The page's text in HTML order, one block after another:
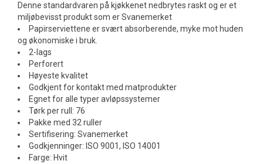
Denne standardvaren på kjøkkenet nedbrytes raskt og er et
miljøbevisst produkt som er Svanemerket
Papirserviettene er svært absorberende, myke mot huden
og økonomiske i bruk.
2-lags
Perforert
Høyeste kvalitet
Godkjent for kontakt med matprodukter
Egnet for alle typer avløpssystemer
Tørk per rull: 76
Pakke med 32 ruller
Sertifisering: Svanemerket
Godkjenninger: ISO 9001, ISO 14001
Farge: Hvit